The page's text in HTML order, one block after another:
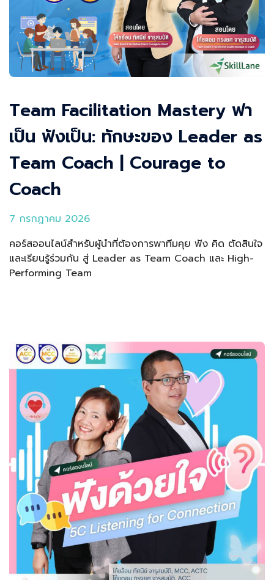
Team Facilitation Mastery ฟา
เป็น ฟังเป็น: ทักษะของ Leader as
Team Coach | Courage to
Coach
7 กรกฎาคม 2026
คอร์สออนไลน์สำหรับผู้นำที่ต้องการพาทีมคุย ฟัง คิด ตัดสินใจ
และเรียนรู้ร่วมกัน สู่ Leader as Team Coach และ High-
Performing Team